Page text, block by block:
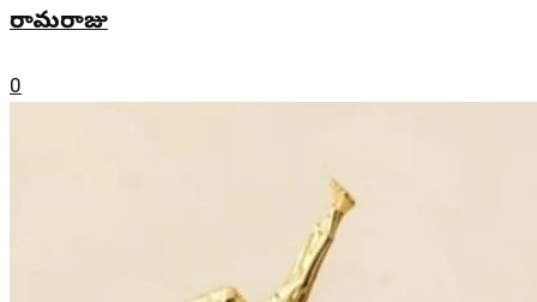
రామరాజు
0